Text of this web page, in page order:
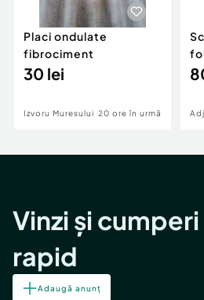
Placi ondulate
fibrociment
30 lei
Izvoru Muresului 20 ore în urmă
Vinzi și
rapid
Adaugă anunț